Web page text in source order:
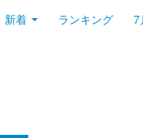
新着 ランキング 7